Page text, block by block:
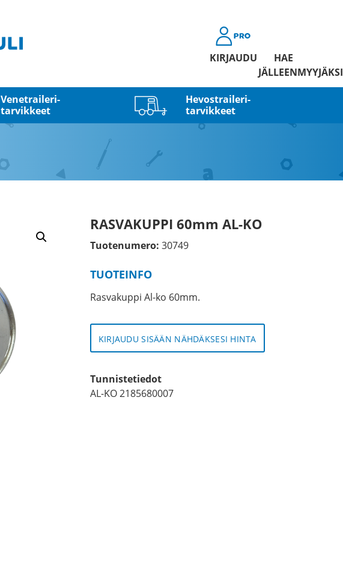
KIRJAUDU
HAE
JÄLLEENMYYJÄKSI
Venetraileri­
tarvikkeet
Hevostraileri­
tarvikkeet
RASVAKUPPI 60mm AL-KO
Tuotenumero: 30749
TUOTEINFO
Rasvakuppi Al-ko 60mm.
KIRJAUDU SISÄÄN NÄHDÄKSESI HINTA
Tunnistetiedot
AL-KO 2185680007